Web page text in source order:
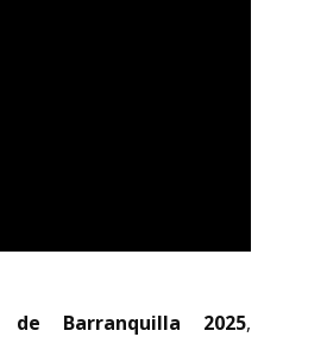
de Barranquilla 2025,